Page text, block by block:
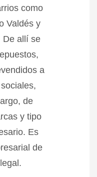
como
Valdés y
De allí se
a
de
y tipo
Es
de